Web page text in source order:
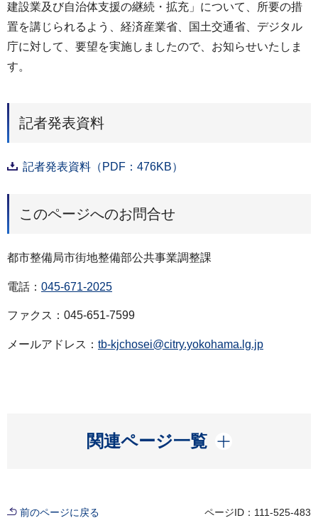
建設業及び⾃治体⽀援の継続・拡充」について、所要の措
置を講じられるよう、経済産業省、国土交通省、デジタル
庁に対して、要望を実施しましたので、お知らせいたしま
す。
記者発表資料
記者発表資料（PDF：476KB）
このページへのお問合せ
都市整備局市街地整備部公共事業調整課
電話： 045-671-2025
ファクス：045-651-7599
メールアドレス： tb-kjchosei@citry.yokohama.lg.jp
関連ページ一覧
開く
前のページに戻る ページID：111-525-483